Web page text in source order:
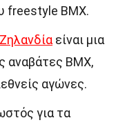
freestyle BMX.
είναι μια
αναβάτες BMX,
αγώνες.
για τα